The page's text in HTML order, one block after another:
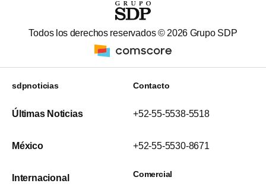
Todos los derechos reservados © 2026 Grupo SDP
sdpnoticias
Últimas Noticias
México
Internacional
Contacto
+52-55-5538-5518
+52-55-5530-8671
Comercial